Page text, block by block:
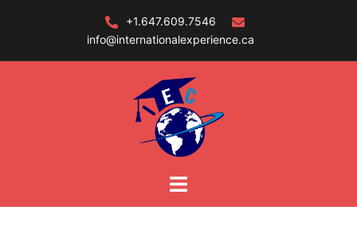
+1.647.609.7546
info@internationalexperience.ca